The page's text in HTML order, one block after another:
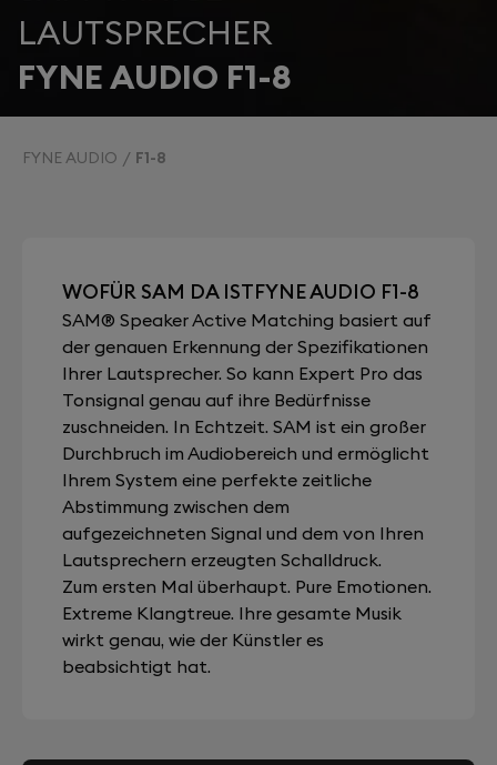
LAUTSPRECHER
FYNE AUDIO F1-8
FYNE AUDIO F1-8
WOFÜR SAM DA ISTFYNE AUDIO F1-8
SAM® Speaker Active Matching basiert auf
der genauen Erkennung der Spezifikationen
Ihrer Lautsprecher. So kann Expert Pro das
Tonsignal genau auf ihre Bedürfnisse
zuschneiden. In Echtzeit. SAM ist ein großer
Durchbruch im Audiobereich und ermöglicht
Ihrem System eine perfekte zeitliche
Abstimmung zwischen dem
aufgezeichneten Signal und dem von Ihren
Lautsprechern erzeugten Schalldruck.
Zum ersten Mal überhaupt. Pure Emotionen.
Extreme Klangtreue. Ihre gesamte Musik
wirkt genau, wie der Künstler es
beabsichtigt hat.